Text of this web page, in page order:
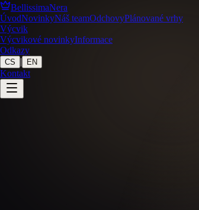
BellissimaNera
ÚvodNovinkyNáš teamOdchovyPlánované vrhy
Výcvik
Výcvikové novinkyInformace
Odkazy
CS | EN
Kontakt